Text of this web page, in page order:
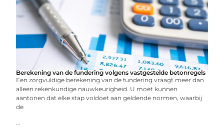
Berekening van de fundering volgens vastgestelde betonregels
Een zorgvuldige berekening van de fundering vraagt meer dan
alleen rekenkundige nauwkeurigheid. U moet kunnen
aantonen dat elke stap voldoet aan geldende normen, waarbij
de
...